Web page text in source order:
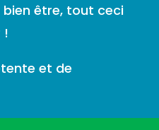
être, tout ceci
!
et de